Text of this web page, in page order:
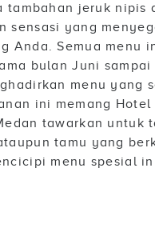
tambahan jeruk nipis
sensasi yang
Anda. Semua menu
bulan Juni sampai
menu yang
ini memang Hotel
tawarkan untuk
tamu yang
menu spesial